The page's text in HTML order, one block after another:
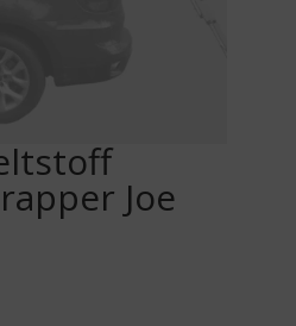
Joe